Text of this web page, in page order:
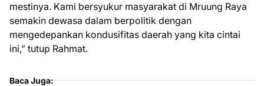
mestinya. Kami bersyukur masyarakat di Mruung Raya
semakin dewasa dalam berpolitik dengan
mengedepankan kondusifitas daerah yang kita cintai
ini,” tutup Rahmat.
Baca Juga: